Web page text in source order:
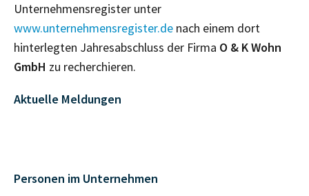
Unternehmensregister unter
www.unternehmensregister.de nach einem dort
hinterlegten Jahresabschluss der Firma O & K Wohn
GmbH zu recherchieren.
Aktuelle Meldungen
Personen im Unternehmen